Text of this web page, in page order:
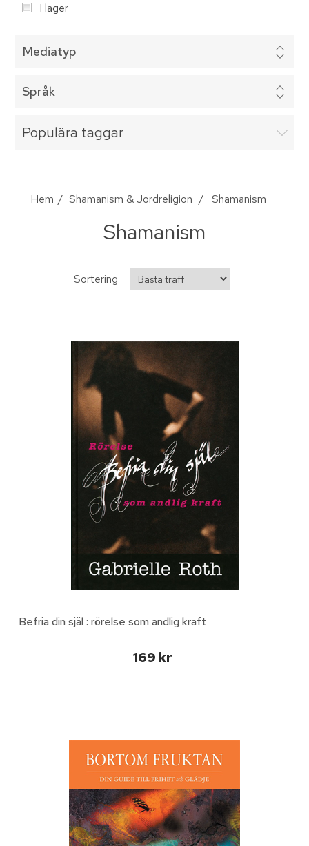
I lager
Mediatyp
Språk
Populära taggar
Hem / Shamanism & Jordreligion / Shamanism
Shamanism
Sortering
Befria din själ : rörelse som andlig kraft
169 kr